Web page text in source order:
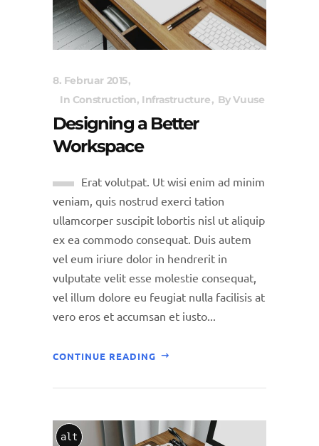
8. Februar 2015
In Construction, Infrastructure ByVuuse
Designing a Better
Workspace
Erat volutpat. Ut wisi enim ad minim
veniam, quis nostrud exerci tation
ullamcorper suscipit lobortis nisl ut aliquip
ex ea commodo consequat. Duis autem
vel eum iriure dolor in hendrerit in
vulputate velit esse molestie consequat,
vel illum dolore eu feugiat nulla facilisis at
vero eros et accumsan et iusto...
CONTINUE READING
alt